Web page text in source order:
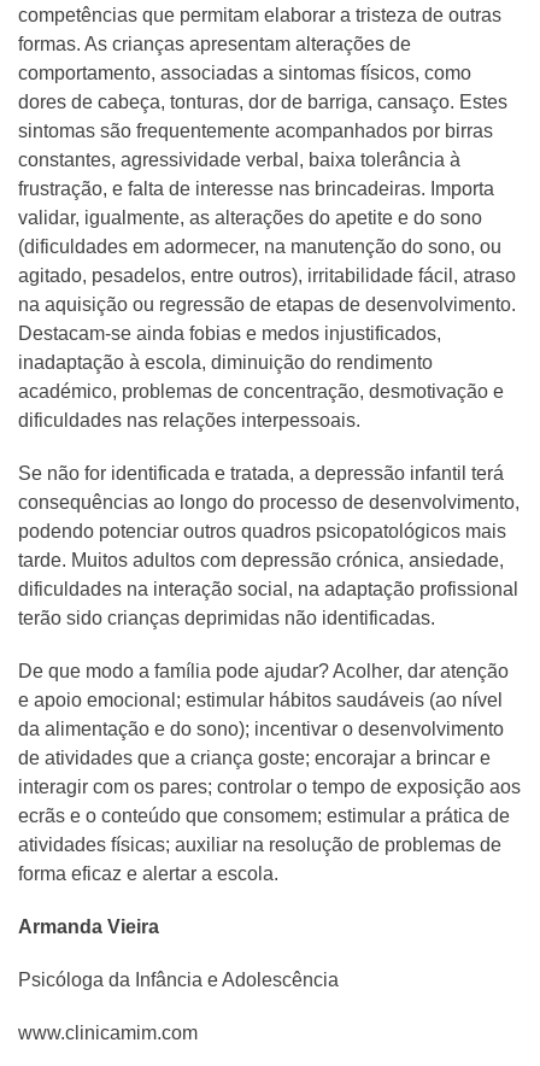
competências que permitam elaborar a tristeza de outras
formas. As crianças apresentam alterações de
comportamento, associadas a sintomas físicos, como
dores de cabeça, tonturas, dor de barriga, cansaço. Estes
sintomas são frequentemente acompanhados por birras
constantes, agressividade verbal, baixa tolerância à
frustração, e falta de interesse nas brincadeiras. Importa
validar, igualmente, as alterações do apetite e do sono
(dificuldades em adormecer, na manutenção do sono, ou
agitado, pesadelos, entre outros), irritabilidade fácil, atraso
na aquisição ou regressão de etapas de desenvolvimento.
Destacam-se ainda fobias e medos injustificados,
inadaptação à escola, diminuição do rendimento
académico, problemas de concentração, desmotivação e
dificuldades nas relações interpessoais.
Se não for identificada e tratada, a depressão infantil terá
consequências ao longo do processo de desenvolvimento,
podendo potenciar outros quadros psicopatológicos mais
tarde. Muitos adultos com depressão crónica, ansiedade,
dificuldades na interação social, na adaptação profissional
terão sido crianças deprimidas não identificadas.
De que modo a família pode ajudar? Acolher, dar atenção
e apoio emocional; estimular hábitos saudáveis (ao nível
da alimentação e do sono); incentivar o desenvolvimento
de atividades que a criança goste; encorajar a brincar e
interagir com os pares; controlar o tempo de exposição aos
ecrãs e o conteúdo que consomem; estimular a prática de
atividades físicas; auxiliar na resolução de problemas de
forma eficaz e alertar a escola.
Armanda Vieira
Psicóloga da Infância e Adolescência
www.clinicamim.com